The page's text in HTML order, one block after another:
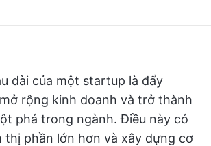
dài của một startup là đẩy
rộng kinh doanh và trở thành
phá trong ngành. Điều này có
thị phần lớn hơn và xây dựng cơ